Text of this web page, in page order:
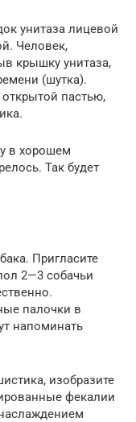
унитаза лицевой
Человек,
крышку унитаза,
(шутка).
пастью,
в хорошем
Так будет
Пригласите
2—3 собачьи
палочки в
напоминать
изобразите
фекалии